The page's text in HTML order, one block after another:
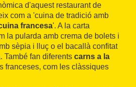
d'aquest restaurant de
com a 'cuina de tradició amb
francesa'. A la carta
la pularda amb crema de bolets i
sèpia i lluç o el bacallà confitat
També fan diferents carns a la
franceses, com les clàssiques